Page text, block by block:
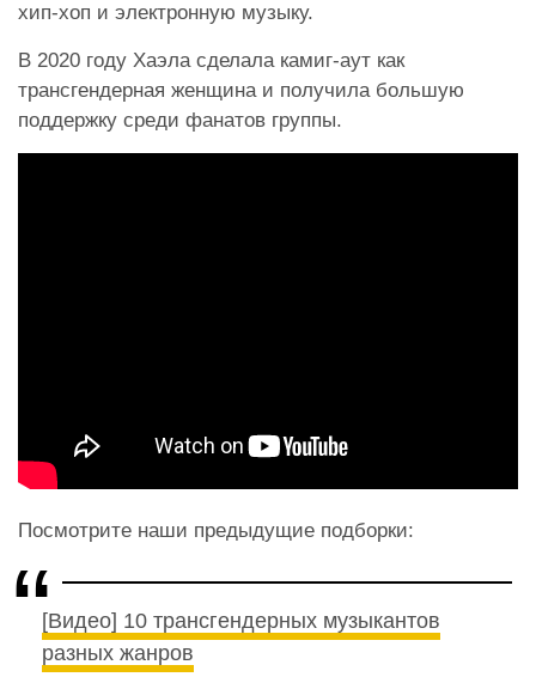
хип-хоп и электронную музыку.
В 2020 году Хаэла сделала камиг-аут как
трансгендерная женщина и получила большую
поддержку среди фанатов группы.
Посмотрите наши предыдущие подборки:
[Видео] 10 трансгендерных музыкантов
разных жанров